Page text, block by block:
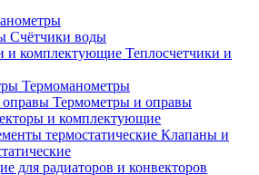
Счётчики воды
Теплосчетчики и
Термоманометры
Термометры и оправы
и комплектующие
Клапаны и